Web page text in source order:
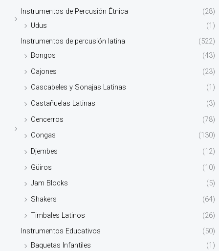
Instrumentos de Percusión Étnica
(28)
Udus
(1)
Instrumentos de percusión latina
(522)
Bongos
(43)
Cajones
(23)
Cascabeles y Sonajas Latinas
(1)
Castañuelas Latinas
(3)
Cencerros
(78)
Congas
(130)
Djembes
(12)
Güiros
(10)
Jam Blocks
(5)
Shakers
(64)
Timbales Latinos
(26)
Instrumentos Educativos
(50)
Baquetas Infantiles
(1)